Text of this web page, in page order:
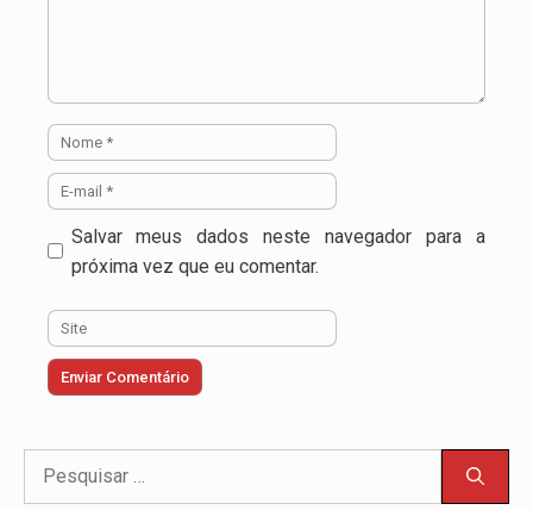
Nome
E-
mail
Salvar meus dados neste navegador para a
próxima vez que eu comentar.
Site
Pesquisar